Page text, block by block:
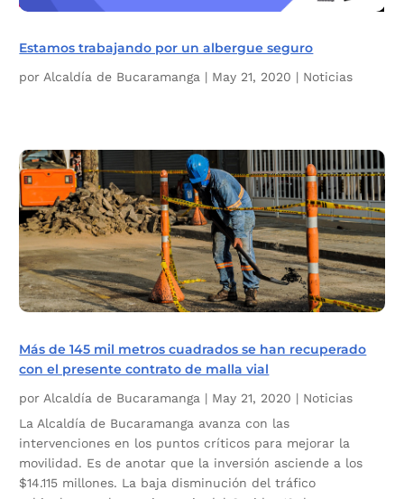
Estamos trabajando por un albergue seguro
por Alcaldía de Bucaramanga | May 21, 2020 | Noticias
Más de 145 mil metros cuadrados se han recuperado
con el presente contrato de malla vial
por Alcaldía de Bucaramanga | May 21, 2020 | Noticias
La Alcaldía de Bucaramanga avanza con las
intervenciones en los puntos críticos para mejorar la
movilidad. Es de anotar que la inversión asciende a los
$14.115 millones. La baja disminución del tráfico